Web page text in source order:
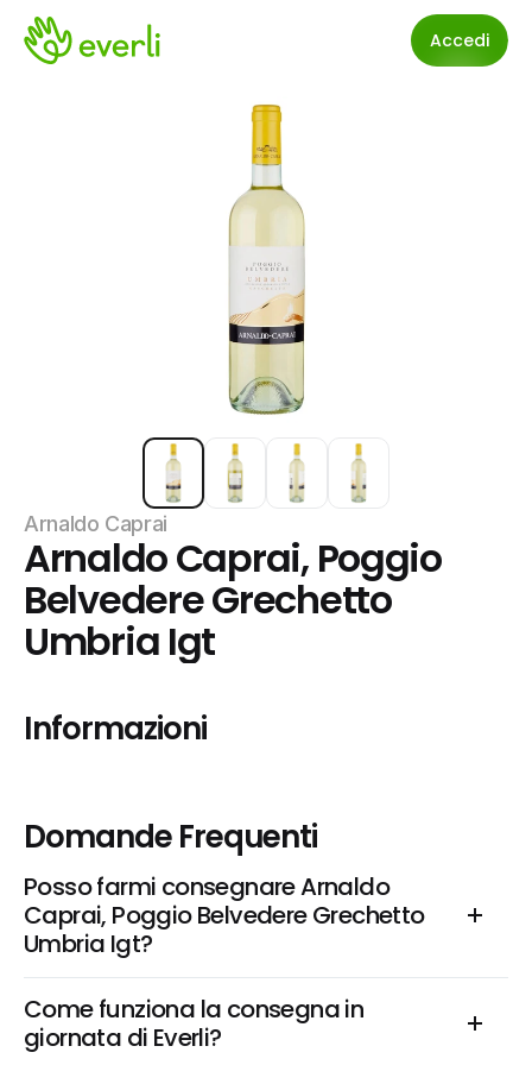
Accedi
Arnaldo Caprai
Arnaldo Caprai, Poggio
Belvedere Grechetto
Umbria Igt
Informazioni
Domande Frequenti
Posso farmi consegnare Arnaldo
Caprai, Poggio Belvedere Grechetto
Umbria Igt?
Come funziona la consegna in
giornata di Everli?